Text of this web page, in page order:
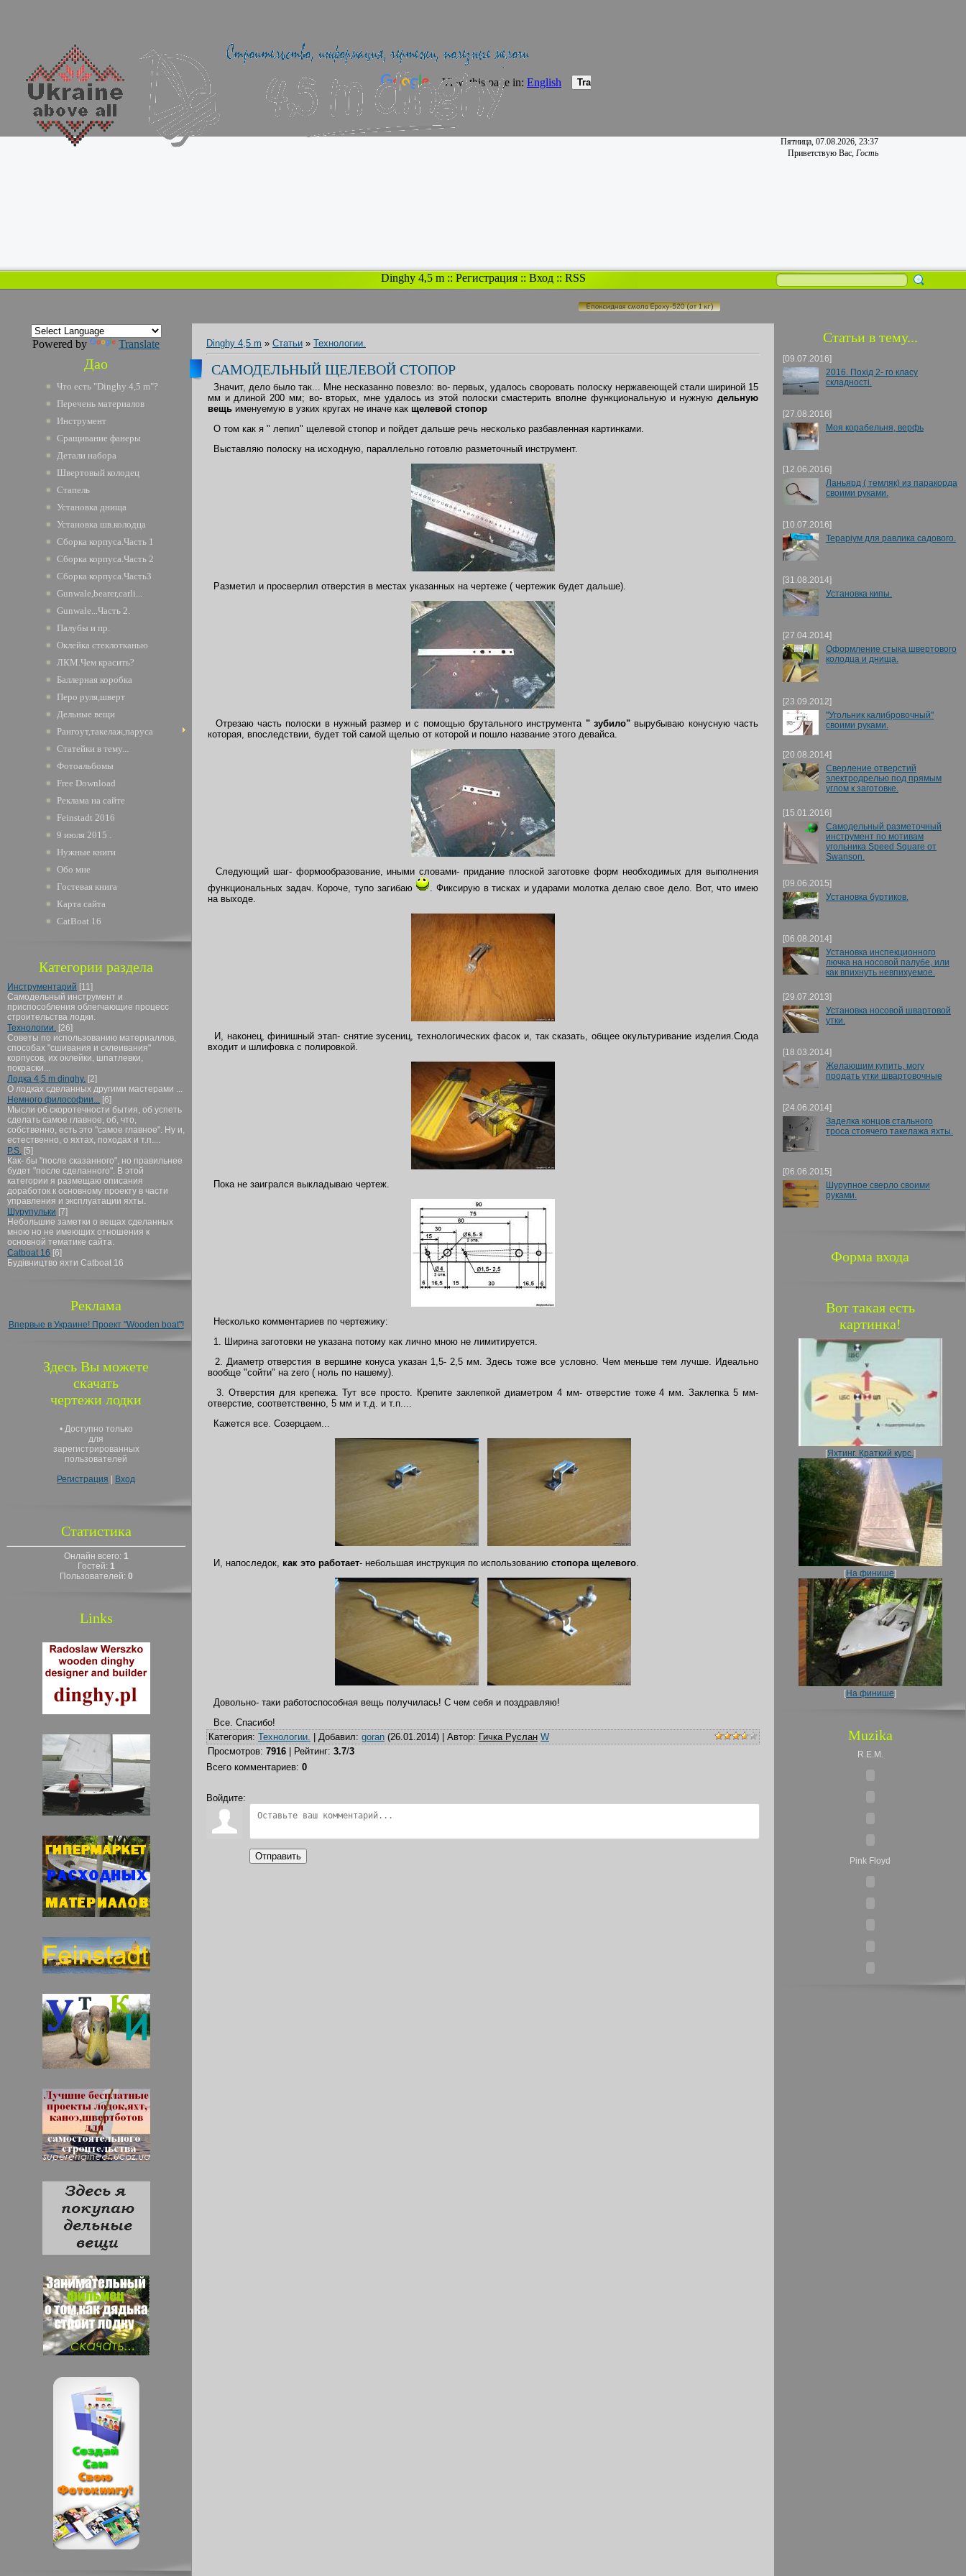
Пятница, 07.08.2026, 23:37
Приветствую Вас, Гость
Dinghy 4,5 m:: Регистрация:: Вход:: RSS
Powered by Translate
Дао
Что есть "Dinghy 4,5 m"?
Перечень материалов
Инструмент
Сращивание фанеры
Детали набора
Швертовый колодец
Стапель
Установка днища
Установка шв.колодца
Сборка корпуса.Часть 1
Сборка корпуса.Часть 2
Сборка корпуса.Часть3
Gunwale,bearer,carli...
Gunwale...Часть 2.
Палубы и пр.
Оклейка стеклотканью
ЛКМ.Чем красить?
Баллерная коробка
Перо руля,шверт
Дельные вещи
Рангоут,такелаж,паруса
Статейки в тему...
Фотоальбомы
Free Download
Реклама на сайте
Feinstadt 2016
9 июля 2015 .
Нужные книги
Обо мне
Гостевая книга
Карта сайта
CatBoat 16
Категории раздела
Инструментарий [11]
Самодельный инструмент и
приспособления облегчающие процесс
строительства лодки.
Технологии. [26]
Советы по использованию материаллов,
способах "сшивания и склеивания"
корпусов, их оклейки, шпатлевки,
покраски...
Лодка 4,5 m dinghy. [2]
О лодках сделанных другими мастерами ...
Немного философии... [6]
Мысли об скоротечности бытия, об успеть
сделать самое главное, об, что,
собственно, есть это "самое главное". Ну и,
естественно, о яхтах, походах и т.п....
P.S. [5]
Как- бы "после сказанного", но правильнее
будет "после сделанного". В этой
категории я размещаю описания
доработок к основному проекту в части
управления и эксплуатации яхты.
Шурупульки [7]
Небольшие заметки о вещах сделанных
мною но не имеющих отношения к
основной тематике сайта.
Catboat 16 [6]
Будівництво яхти Catboat 16
Реклама
Впервые в Украине! Проект "Wooden boat"!
Здесь Вы можете
скачать
чертежи лодки
• Доступно только
для
зарегистрированных
пользователей
Регистрация
Вход
Статистика
Онлайн всего: 1
Гостей: 1
Пользователей: 0
Links
Dinghy 4,5 m » Статьи » Технологии.
САМОДЕЛЬНЫЙ ЩЕЛЕВОЙ СТОПОР
Значит, дело было так... Мне несказанно повезло: во- первых, удалось своровать полоску нержавеющей стали шириной 15
мм и длиной 200 мм; во- вторых, мне удалось из этой полоски смастерить вполне функциональную и нужную дельную
вещь именуемую в узких кругах не иначе как щелевой стопор
О том как я " лепил" щелевой стопор и пойдет дальше речь несколько разбавленная картинками.
Выставляю полоску на исходную, параллельно готовлю разметочный инструмент.
Разметил и просверлил отверстия в местах указанных на чертеже ( чертежик будет дальше).
Отрезаю часть полоски в нужный размер и с помощью брутального инструмента " зубило"вырубываю конусную часть
которая, впоследствии, будет той самой щелью от которой и пошло название этого девайса.
Следующий шаг- формообразование, иными словами- придание плоской заготовке форм необходимых для выполнения
функциональных задач. Короче, тупо загибаю
. Фиксирую в тисках и ударами молотка делаю свое дело. Вот, что имею
на выходе.
И, наконец, финишный этап- снятие зусениц, технологических фасок и, так сказать, общее окультуривание изделия.Сюда
входит и шлифовка с полировкой.
Пока не заигрался выкладываю чертеж.
Несколько комментариев по чертежику:
1. Ширина заготовки не указана потому как лично мною не лимитируется.
2. Диаметр отверстия в вершине конуса указан 1,5- 2,5 мм. Здесь тоже все условно. Чем меньше тем лучше. Идеально
вообще "сойти" на zero ( ноль по нашему).
3. Отверстия для крепежа. Тут все просто. Крепите заклепкой диаметром 4 мм- отверстие тоже 4 мм. Заклепка 5 мм-
отверстие, соответственно, 5 мм и т.д. и т.п....
Кажется все. Созерцаем...
И, напоследок, как это работает- небольшая инструкция по использованию стопора щелевого.
Довольно- таки работоспособная вещь получилась! С чем себя и поздравляю!
Все. Спасибо!
Категория: Технологии. Добавил: goran (26.01.2014) | Автор: Гичка Руслан W
Просмотров: 7916 Рейтинг: 3.7/3
Всего комментариев: 0
Войдите:
Отправить
Статьи в тему...
[09.07.2016]
2016. Похід 2- го класу
складності.
[27.08.2016]
Моя корабельня, верфь
[12.06.2016]
Ланьярд ( темляк) из паракорда
своими руками.
[10.07.2016]
Тераріум для равлика садового.
[31.08.2014]
Установка кипы.
[27.04.2014]
Оформление стыка швертового
колодца и днища.
[23.09.2012]
"Угольник калибровочный"
своими руками.
[20.08.2014]
Сверление отверстий
электродрелью под прямым
углом к заготовке.
[15.01.2016]
Самодельный разметочный
инструмент по мотивам
угольника Speed Square от
Swanson.
[09.06.2015]
Установка буртиков.
[06.08.2014]
Установка инспекционного
лючка на носовой палубе, или
как впихнуть невпихуемое.
[29.07.2013]
Установка носовой швартовой
утки.
[18.03.2014]
Желающим купить, могу
продать утки швартовочные
[24.06.2014]
Заделка концов стального
троса стоячего такелажа яхты.
[06.06.2015]
Шурупное сверло своими
руками.
Форма входа
Вот такая есть
картинка!
[Яхтинг. Краткий курс.]
[На финише]
[На финише]
Muzika
R.E.M.
Pink Floyd